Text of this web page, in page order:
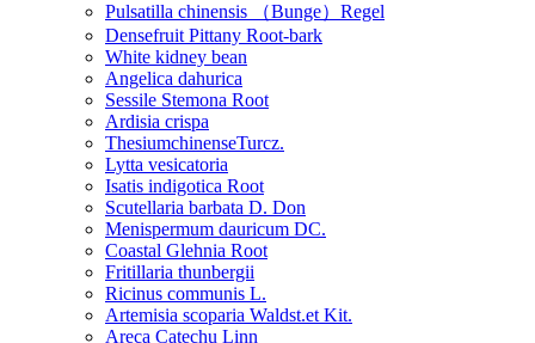
Pulsatilla chinensis （Bunge）Regel
Densefruit Pittany Root-bark
White kidney bean
Angelica dahurica
Sessile Stemona Root
Ardisia crispa
ThesiumchinenseTurcz.
Lytta vesicatoria
Isatis indigotica Root
Scutellaria barbata D. Don
Menispermum dauricum DC.
Coastal Glehnia Root
Fritillaria thunbergii
Ricinus communis L.
Artemisia scoparia Waldst.et Kit.
Areca Catechu Linn